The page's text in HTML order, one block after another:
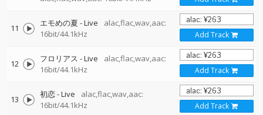
11 エモめの夏 - Live
alac,flac,wav,aac:
16bit/44.1kHz
Add Track
12 フロリアス - Live
alac,flac,wav,aac:
16bit/44.1kHz
Add Track
13 初恋 - Live
alac,flac,wav,aac:
16bit/44.1kHz
Add Track